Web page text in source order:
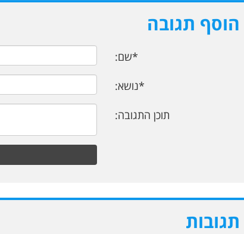
הוסף תגובה
*שם:
*נושא:
תוכן התגובה:
תגובות